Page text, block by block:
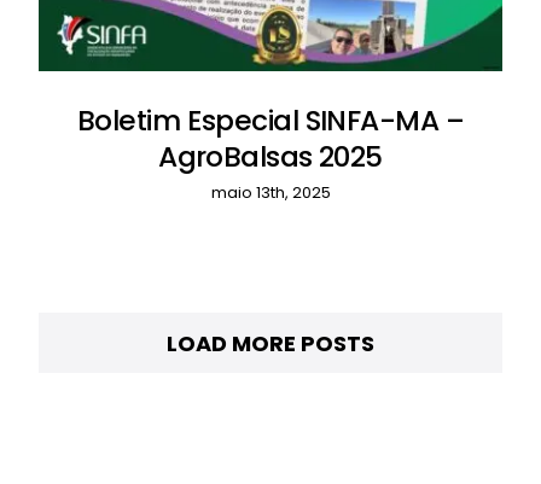
Boletim Especial SINFA-MA –
AgroBalsas 2025
maio 13th, 2025
LOAD MORE POSTS